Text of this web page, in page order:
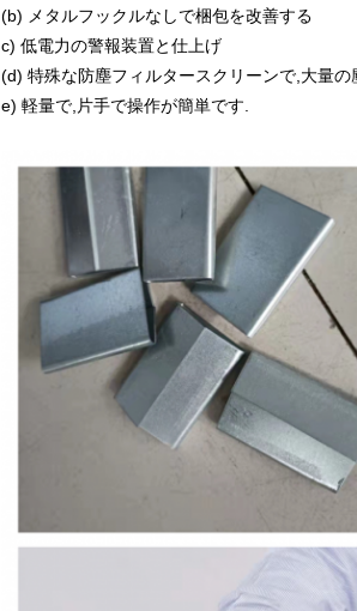
(b) メタルフックルなしで梱包を改善する
c) 低電力の警報装置と仕上げ
(d) 特殊な防塵フィルタースクリーンで,大量
e) 軽量で,片手で操作が簡単です.